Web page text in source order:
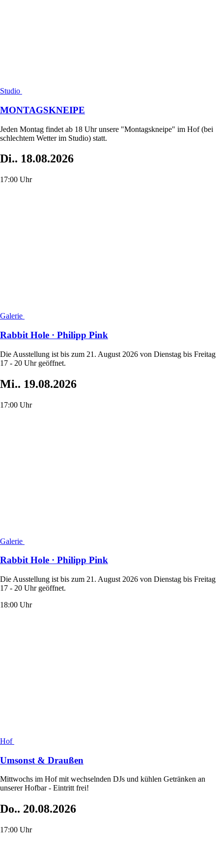
Studio
MONTAGSKNEIPE
Jeden Montag findet ab 18 Uhr unsere "Montagskneipe" im Hof (bei
schlechtem Wetter im Studio) statt.
Di.. 18.08.2026
17:00 Uhr
Galerie
Rabbit Hole · Philipp Pink
Die Ausstellung ist bis zum 21. August 2026 von Dienstag bis Freitag
17 - 20 Uhr geöffnet.
Mi.. 19.08.2026
17:00 Uhr
Galerie
Rabbit Hole · Philipp Pink
Die Ausstellung ist bis zum 21. August 2026 von Dienstag bis Freitag
17 - 20 Uhr geöffnet.
18:00 Uhr
Hof
Umsonst & Draußen
Mittwochs im Hof mit wechselnden DJs und kühlen Getränken an
unserer Hofbar - Eintritt frei!
Do.. 20.08.2026
17:00 Uhr